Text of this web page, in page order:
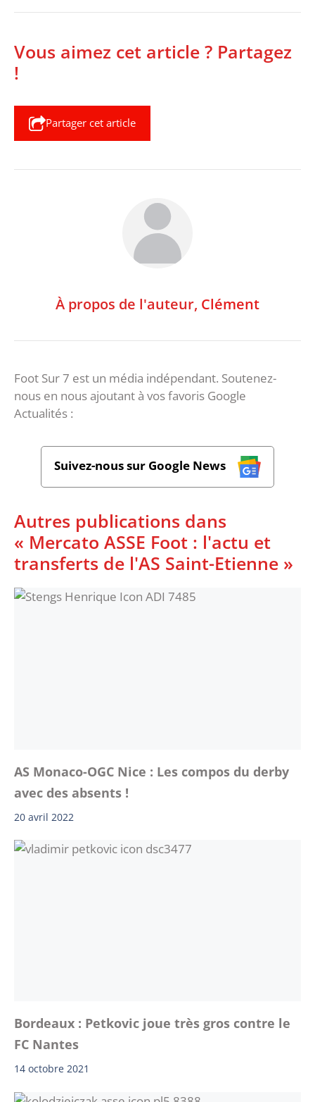
Vous aimez cet article ? Partagez
!
Partager cet article
À propos de l'auteur, Clément
Foot Sur 7 est un média indépendant. Soutenez-
nous en nous ajoutant à vos favoris Google
Actualités :
Suivez-nous sur Google News
Autres publications dans
« Mercato ASSE Foot : l'actu et
transferts de l'AS Saint-Etienne »
AS Monaco-OGC Nice : Les compos du derby
avec des absents !
20 avril 2022
Bordeaux : Petkovic joue très gros contre le
FC Nantes
14 octobre 2021